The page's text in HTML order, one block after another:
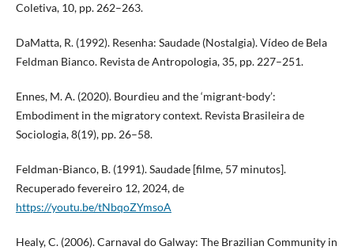
Coletiva, 10, pp. 262–263.
DaMatta, R. (1992). Resenha: Saudade (Nostalgia). Vídeo de Bela
Feldman Bianco. Revista de Antropologia, 35, pp. 227–251.
Ennes, M. A. (2020). Bourdieu and the ‘migrant-body’:
Embodiment in the migratory context. Revista Brasileira de
Sociologia, 8(19), pp. 26–58.
Feldman-Bianco, B. (1991). Saudade [filme, 57 minutos].
Recuperado fevereiro 12, 2024, de
https://youtu.be/tNbqoZYmsoA
Healy, C. (2006). Carnaval do Galway: The Brazilian Community in